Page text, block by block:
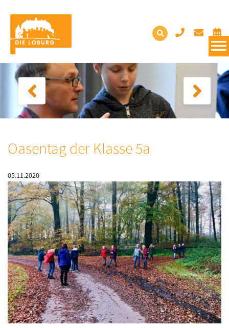
Oasentag der Klasse 5a
05.11.2020